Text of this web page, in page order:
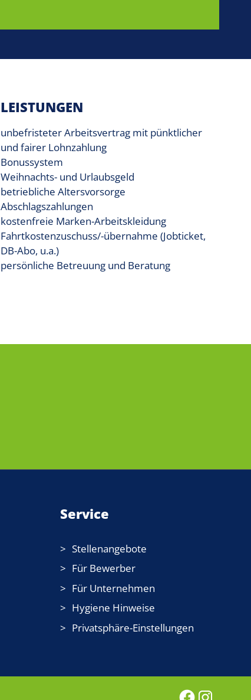
LEISTUNGEN
unbefristeter Arbeitsvertrag mit pünktlicher
und fairer Lohnzahlung
Bonussystem
Weihnachts- und Urlaubsgeld
betriebliche Altersvorsorge
Abschlagszahlungen
kostenfreie Marken-Arbeitskleidung
Fahrtkostenzuschuss/-übernahme (Jobticket,
DB-Abo, u.a.)
persönliche Betreuung und Beratung
Service
Stellenangebote
Für Bewerber
Für Unternehmen
Hygiene Hinweise
Privatsphäre-Einstellungen